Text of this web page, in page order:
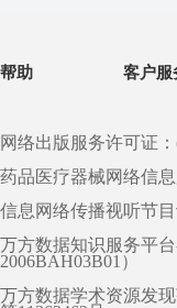
帮助 客户服
网络出版服务许可证
药品医疗器械网络信
信息网络传播视听节
万方数据知识服务平
2006BAH03B01）
万方数据学术资源发